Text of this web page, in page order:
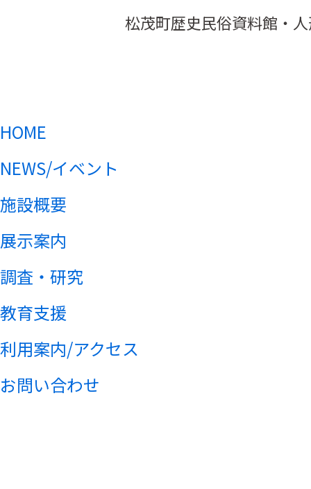
松茂町歴史民俗資料館・
HOME
NEWS/イベント
施設概要
展示案内
調査・研究
教育支援
利用案内/アクセス
お問い合わせ